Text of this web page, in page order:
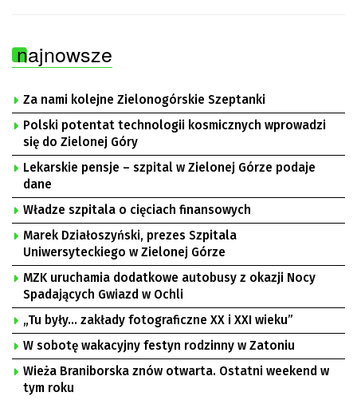
najnowsze
Za nami kolejne Zielonogórskie Szeptanki
Polski potentat technologii kosmicznych wprowadzi
się do Zielonej Góry
Lekarskie pensje – szpital w Zielonej Górze podaje
dane
Władze szpitala o cięciach finansowych
Marek Działoszyński, prezes Szpitala
Uniwersyteckiego w Zielonej Górze
MZK uruchamia dodatkowe autobusy z okazji Nocy
Spadających Gwiazd w Ochli
„Tu były… zakłady fotograficzne XX i XXI wieku”
W sobotę wakacyjny festyn rodzinny w Zatoniu
Wieża Braniborska znów otwarta. Ostatni weekend w
tym roku